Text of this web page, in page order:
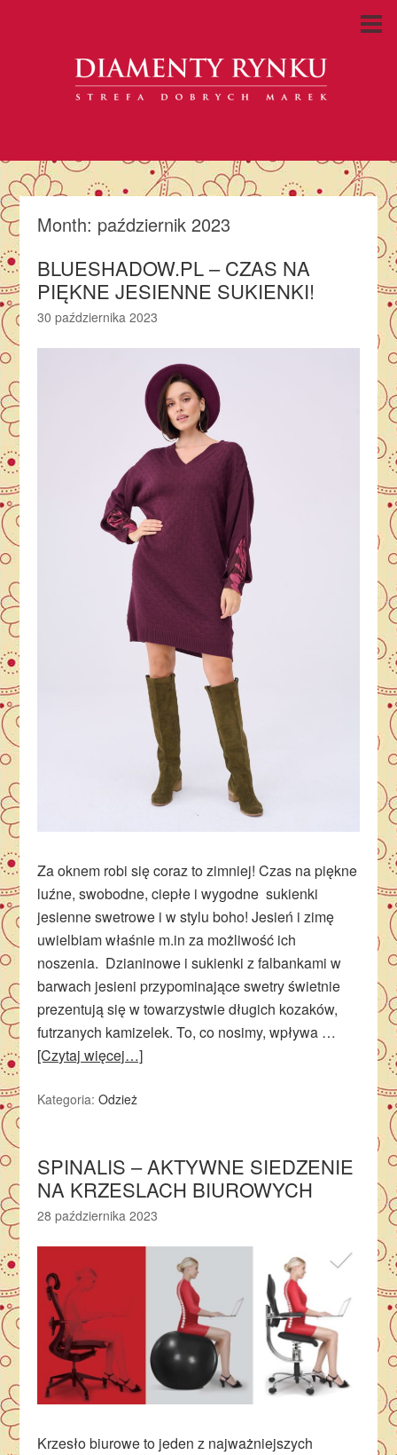
Month: październik 2023
BLUESHADOW.PL – CZAS NA
PIĘKNE JESIENNE SUKIENKI!
30 października 2023
Za oknem robi się coraz to zimniej! Czas na piękne
luźne, swobodne, ciepłe i wygodne sukienki
jesienne swetrowe i w stylu boho! Jesień i zimę
uwielbiam właśnie m.in za możliwość ich
noszenia. Dzianinowe i sukienki z falbankami w
barwach jesieni przypominające swetry świetnie
prezentują się w towarzystwie długich kozaków,
futrzanych kamizelek. To, co nosimy, wpływa …
[Czytaj więcej…]
Kategoria:Odzież
SPINALIS – AKTYWNE SIEDZENIE
NA KRZESLACH BIUROWYCH
28 października 2023
Krzesło biurowe to jeden z najważniejszych